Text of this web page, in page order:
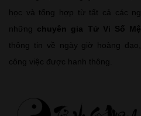
học và tổng hợp từ tất cả các
những chuyên gia Tử Vi Số
thông tin về ngày giờ hoàng
công việc được hanh thông.